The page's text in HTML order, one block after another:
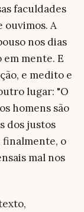
faculdades
ouvimos. A
nos dias
em mente. E
e medito e
lugar: "O
homens são
dos justos
finalmente, o
mal nos